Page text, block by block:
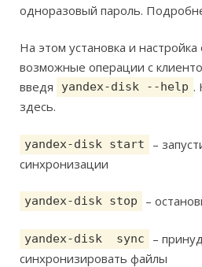
одноразовый пароль.
На этом установка и настройка
возможные операции с
введя
yandex-disk --help .
здесь.
yandex-disk start
–
синхронизации
yandex-disk stop –
yandex-disk sync
–
синхронизировать файлы